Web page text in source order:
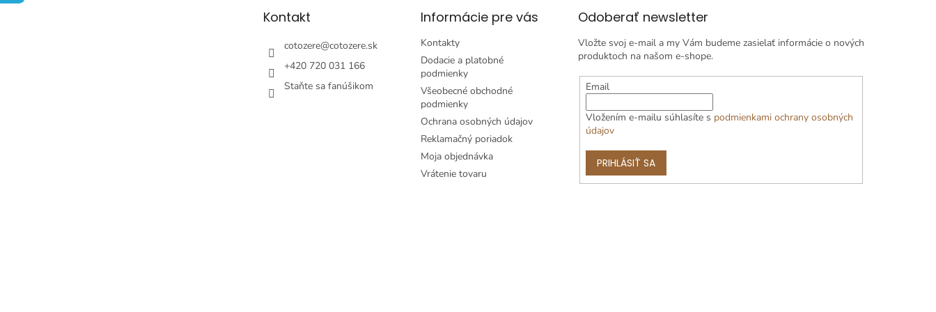
t
Kontakt
cotozere@cotozere.sk
+420 720 031 166
Staňte sa fanúšikom
Informácie pre vás
Kontakty
Dodacie a platobné
podmienky
Všeobecné obchodné
podmienky
Ochrana osobných údajov
Reklamačný poriadok
Moja objednávka
Vrátenie tovaru
Odoberať newsletter
Vložte svoj e-mail a my Vám budeme zasielať informácie o nových
produktoch na našom e-shope.
Email
Vložením e-mailu súhlasíte s podmienkami ochrany osobných
údajov
PRIHLÁSIŤ SA